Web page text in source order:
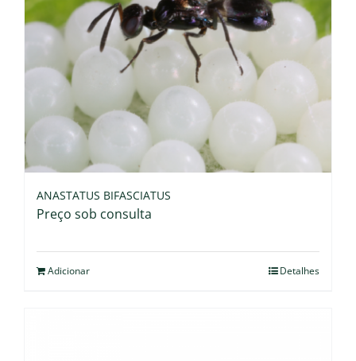
ANASTATUS BIFASCIATUS
Preço sob consulta
Adicionar Detalhes